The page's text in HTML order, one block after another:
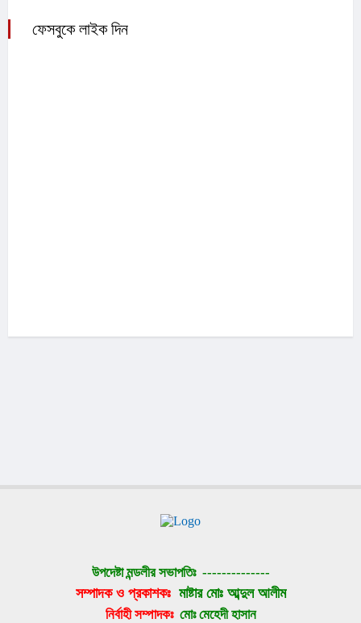
ফেসবুকে লাইক দিন
উপদেষ্টা মন্ডলীর সভাপতিঃ --------------
সম্পাদক ও প্রকাশকঃ মাষ্টার মোঃ আব্দুল আলীম
নির্বাহী সম্পাদকঃ মোঃ মেহেদী হাসান